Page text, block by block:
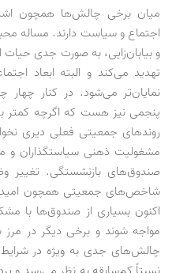
میان برخی چالش‌ها همچون
اجتماع و سیاست دارند. مساله
و بیابان‌زایی، به صورت جدی حیات
تهدید می‌کند و البته ابعاد
نمایان‌تر می‌شود. در کنار
پنجمی نیز هست که اگرچه کمتر
روندهای جمعیتی فعلی دیری
مشغولیت ذهنی سیاستگذاران و
صندوق‌های بازنشستگی. تغییر
شاخص‌های جمعیتی همچون
اکنون بسیاری از صندوق‌ها با
مواجه شوند و برخی دیگر در مرز
چالش‌های جدی به ویژه در شرایط